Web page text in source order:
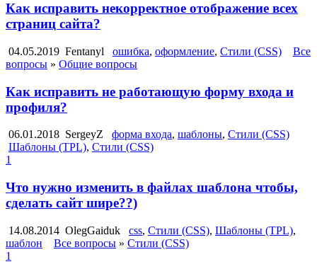
Как исправить некорректное отображение всех
страниц сайта?
04.05.2019 Fentanyl ошибка, оформление, Стили (CSS)
Все
вопросы » Общие вопросы
Как исправить не работающую форму входа и
профиля?
06.01.2018 SergeyZ форма входа, шаблоны, Стили (CSS)
Шаблоны (TPL), Стили (CSS)
1
Что нужно изменить в файлах шаблона чтобы,
сделать сайт шире??)
14.08.2014 OlegGaiduk css, Стили (CSS), Шаблоны (TPL),
шаблон
Все вопросы » Стили (CSS)
1